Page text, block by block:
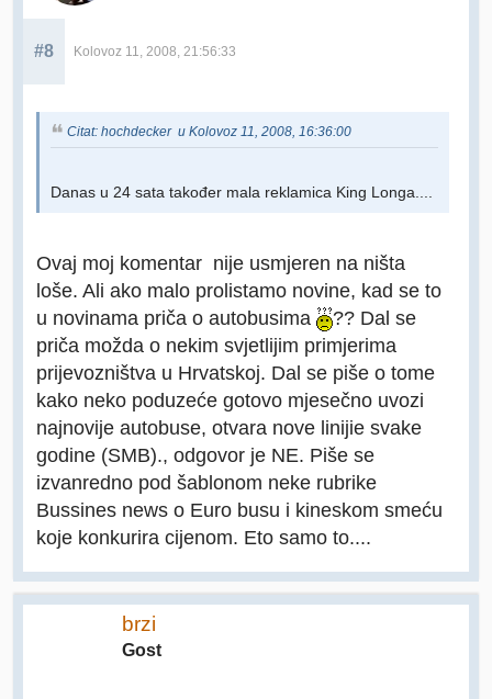
#8 Kolovoz 11, 2008, 21:56:33
Citat: hochdecker u Kolovoz 11, 2008, 16:36:00
Danas u 24 sata također mala reklamica King Longa....
Ovaj moj komentar nije usmjeren na ništa
loše. Ali ako malo prolistamo novine, kad se to
u novinama priča o autobusima
?? Dal se
priča možda o nekim svjetlijim primjerima
prijevozništva u Hrvatskoj. Dal se piše o tome
kako neko poduzeće gotovo mjesečno uvozi
najnovije autobuse, otvara nove linijie svake
godine (SMB)., odgovor je NE. Piše se
izvanredno pod šablonom neke rubrike
Bussines news o Euro busu i kineskom smeću
koje konkurira cijenom. Eto samo to....
brzi
Gost